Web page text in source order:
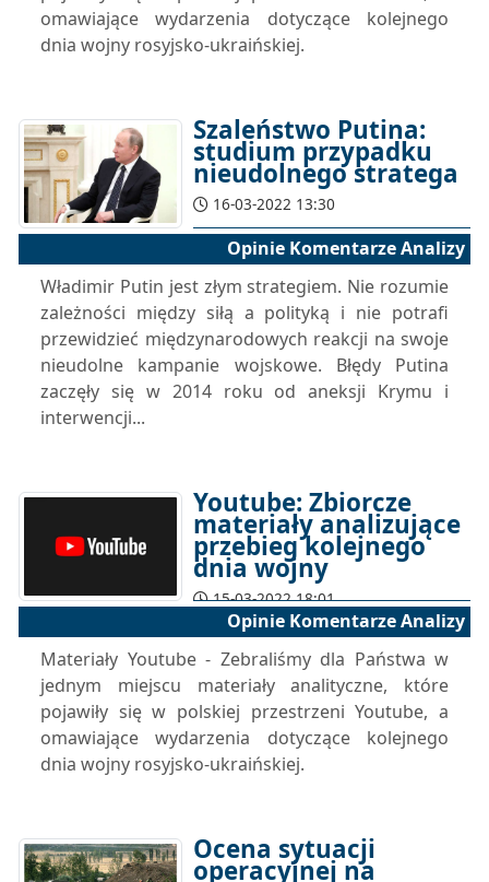
omawiające wydarzenia dotyczące kolejnego
dnia wojny rosyjsko-ukraińskiej.
Szaleństwo Putina:
studium przypadku
nieudolnego stratega
16-03-2022 13:30
Opinie Komentarze Analizy
Władimir Putin jest złym strategiem. Nie rozumie
zależności między siłą a polityką i nie potrafi
przewidzieć międzynarodowych reakcji na swoje
nieudolne kampanie wojskowe. Błędy Putina
zaczęły się w 2014 roku od aneksji Krymu i
interwencji...
Youtube: Zbiorcze
materiały analizujące
przebieg kolejnego
dnia wojny
15-03-2022 18:01
Opinie Komentarze Analizy
Materiały Youtube - Zebraliśmy dla Państwa w
jednym miejscu materiały analityczne, które
pojawiły się w polskiej przestrzeni Youtube, a
omawiające wydarzenia dotyczące kolejnego
dnia wojny rosyjsko-ukraińskiej.
Ocena sytuacji
operacyjnej na